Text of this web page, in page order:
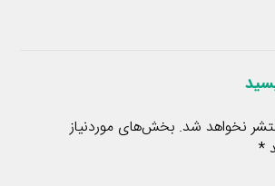
نخواهد شد. بخش‌های موردنیاز
*